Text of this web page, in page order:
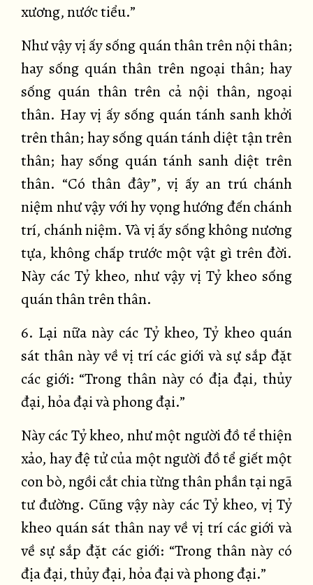
xương, nước tiểu.”
Như vậy vị ấy sống quán thân trên nội thân;
hay sống quán thân trên ngoại thân; hay
sống quán thân trên cả nội thân, ngoại
thân. Hay vị ấy sống quán tánh sanh khởi
trên thân; hay sống quán tánh diệt tận trên
thân; hay sống quán tánh sanh diệt trên
thân. “Có thân đây”, vị ấy an trú chánh
niệm như vậy với hy vọng hướng đến chánh
trí, chánh niệm. Và vị ấy sống không nương
tựa, không chấp trước một vật gì trên đời.
Này các Tỷ kheo, như vậy vị Tỷ kheo sống
quán thân trên thân.
6. Lại nữa này các Tỷ kheo, Tỷ kheo quán
sát thân này về vị trí các giới và sự sắp đặt
các giới: “Trong thân này có địa đại, thủy
đại, hỏa đại và phong đại.”
Này các Tỷ kheo, như một người đồ tể thiện
xảo, hay đệ tử của một người đồ tể giết một
con bò, ngồi cắt chia từng thân phần tại ngã
tư đường. Cũng vậy này các Tỷ kheo, vị Tỷ
kheo quán sát thân nay về vị trí các giới và
về sự sắp đặt các giới: “Trong thân này có
địa đại, thủy đại, hỏa đại và phong đại.”